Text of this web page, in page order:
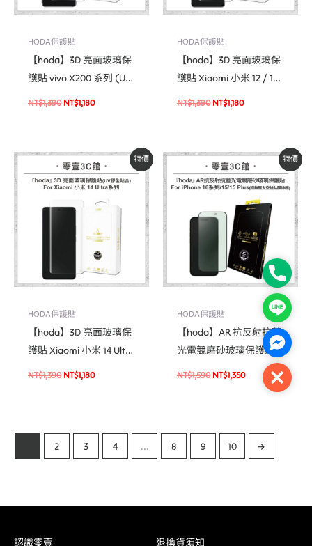
HODA保護貼
【hoda】3D 亮面玻璃保
護貼 vivo X200 系列 (UV
膠全貼合)
NT$1,390 NT$1,180
HODA保護貼
【hoda】3D 亮面玻璃保
護貼 Xiaomi 小米 12 / 13
系列 (UV膠全貼合)
NT$1,390 NT$1,180
特價
HODA保護貼
【hoda】3D 亮面玻璃保
護貼 Xiaomi 小米 14 Ultra
(UV膠全貼合)
NT$1,390
原
始
價
格：
NT$1,390。
NT$1,180
目
前
價
格：
NT$1,180。
特價
HODA保護貼
【hoda】AR 抗反射抗藍
光電競磨砂玻璃保護貼
For iPhone 16 系列 / 15 /
15 Plus 附無塵太空艙 Lite
NT$1,590
原
始
價
格：
NT$1,590。
NT$1,350
目
前
價
格：
NT$1,350。
2 3 4 ... 8 9 10 →
認識零壹 退換貨須知
Phone
Line
Close